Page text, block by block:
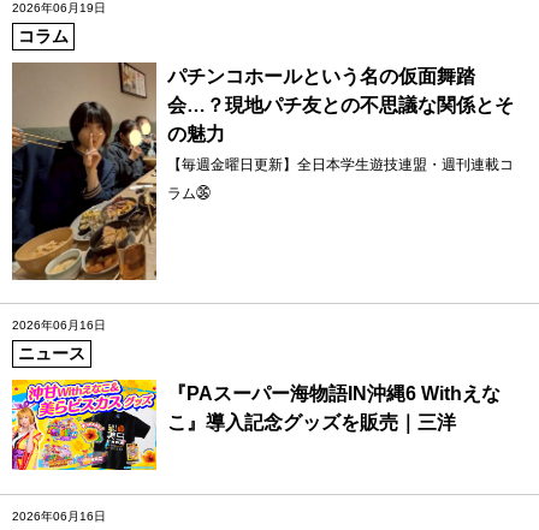
2026年06月19日
コラム
パチンコホールという名の仮面舞踏
会…？現地パチ友との不思議な関係とそ
の魅力
【毎週金曜日更新】全日本学生遊技連盟・週刊連載コ
ラム㊱
2026年06月16日
ニュース
『PAスーパー海物語IN沖縄6 Withえな
こ』導入記念グッズを販売｜三洋
2026年06月16日